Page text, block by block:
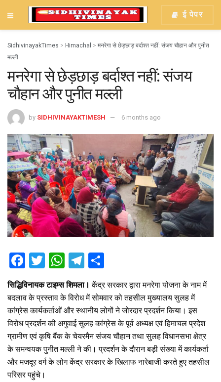
ई पेपर
SidhivinayakTimes > Himachal > मनरेगा से छेड़छाड़ बर्दाश्त नहीं: संजय चौहान और पुनीत
मल्ली
मनरेगा से छेड़छाड़ बर्दाश्त नहीं: संजय
चौहान और पुनीत मल्ली
by SIDHIVINAYAKTIMESH 6 months ago
F
a
ce
b
o
o
k
T
tt
er
W
h
at
s
A
p
p
T
el
e
gr
a
m
ar
e
सिद्धिविनायक टाइम्स शिमला।केंद्र सरकार द्वारा मनरेगा योजना के नाम में
बदलाव के प्रस्ताव के विरोध में सोमवार को तहसील मुख्यालय सुलह में
कांग्रेस कार्यकर्ताओं और स्थानीय लोगों ने जोरदार प्रदर्शन किया। इस
विरोध प्रदर्शन की अगुवाई सुलह कांग्रेस के पूर्व अध्यक्ष एवं हिमाचल प्रदेश
ग्रामीण एवं कृषि बैंक के चेयरमैन संजय चौहान तथा सुलह विधानसभा क्षेत्र
के समन्वयक पुनीत मल्ली ने की। प्रदर्शन के दौरान बड़ी संख्या में कार्यकर्ता
और मजदूर वर्ग के लोग केंद्र सरकार के खिलाफ नारेबाजी करते हुए तहसील
परिसर पहुंचे।